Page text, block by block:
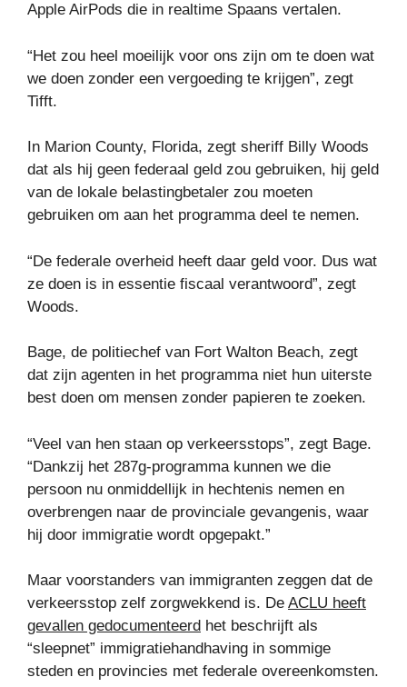
Apple AirPods die in realtime Spaans vertalen.
“Het zou heel moeilijk voor ons zijn om te doen wat
we doen zonder een vergoeding te krijgen”, zegt
Tifft.
In Marion County, Florida, zegt sheriff Billy Woods
dat als hij geen federaal geld zou gebruiken, hij geld
van de lokale belastingbetaler zou moeten
gebruiken om aan het programma deel te nemen.
“De federale overheid heeft daar geld voor. Dus wat
ze doen is in essentie fiscaal verantwoord”, zegt
Woods.
Bage, de politiechef van Fort Walton Beach, zegt
dat zijn agenten in het programma niet hun uiterste
best doen om mensen zonder papieren te zoeken.
“Veel van hen staan ​​op verkeersstops”, zegt Bage.
“Dankzij het 287g-programma kunnen we die
persoon nu onmiddellijk in hechtenis nemen en
overbrengen naar de provinciale gevangenis, waar
hij door immigratie wordt opgepakt.”
Maar voorstanders van immigranten zeggen dat de
verkeersstop zelf zorgwekkend is. De ACLU heeft
gevallen gedocumenteerd het beschrijft als
“sleepnet” immigratiehandhaving in sommige
steden en provincies met federale overeenkomsten.